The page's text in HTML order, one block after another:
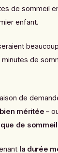
de sommeil
enfant.
de
de
méritée –
de sommeil
la durée